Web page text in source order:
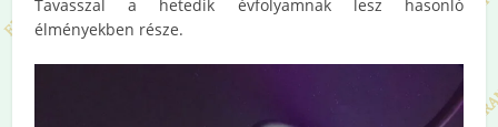
Tavasszal a hetedik évfolyamnak lesz hasonló
élményekben része.